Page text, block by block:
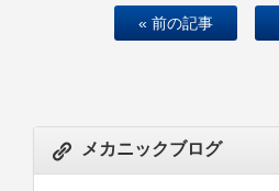
« 前の記事
メカニックブログ